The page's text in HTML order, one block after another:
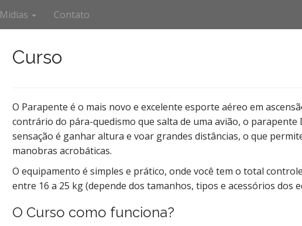
Midias Contato
Curso
O Parapente é o mais novo e excelente esporte aéreo em
contrário do pára-quedismo que salta de uma avião, o parapente
sensação é ganhar altura e voar grandes distâncias, o que
manobras acrobáticas.
O equipamento é simples e prático, onde você tem o total
entre 16 a 25 kg (depende dos tamanhos, tipos e acessórios
O Curso como funciona?